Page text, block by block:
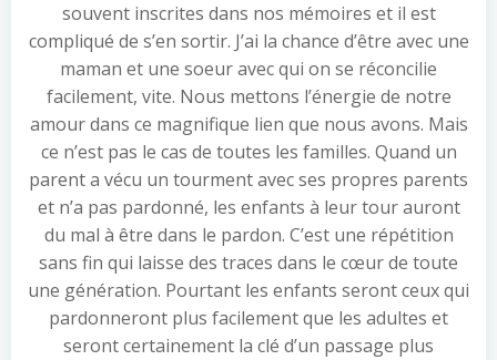
souvent inscrites dans nos mémoires et il est
compliqué de s’en sortir. J’ai la chance d’être avec une
maman et une soeur avec qui on se réconcilie
facilement, vite. Nous mettons l’énergie de notre
amour dans ce magnifique lien que nous avons. Mais
ce n’est pas le cas de toutes les familles. Quand un
parent a vécu un tourment avec ses propres parents
et n’a pas pardonné, les enfants à leur tour auront
du mal à être dans le pardon. C’est une répétition
sans fin qui laisse des traces dans le cœur de toute
une génération. Pourtant les enfants seront ceux qui
pardonneront plus facilement que les adultes et
seront certainement la clé d’un passage plus